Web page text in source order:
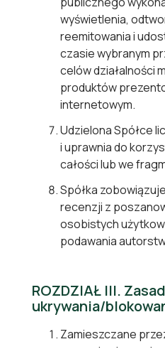
wyświetlenia,
reemitowania i
czasie wybranym
celów działalności
produktów
internetowym.
Udzielona Spółce
i uprawnia do
całości lub we
Spółka
recenzji z
osobistych
podawania
ROZDZIAŁ III.
ukrywania/
Zamieszczane